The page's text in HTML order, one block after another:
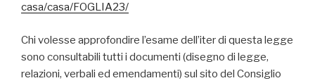
casa/casa/FOGLIA23/
Chi volesse approfondire l’esame dell’iter di questa legge
sono consultabili tutti i documenti (disegno di legge,
relazioni, verbali ed emendamenti) sul sito del Consiglio